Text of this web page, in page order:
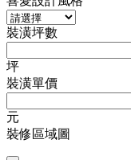
裝潢坪數
坪
裝潢單價
元
裝修區域圖